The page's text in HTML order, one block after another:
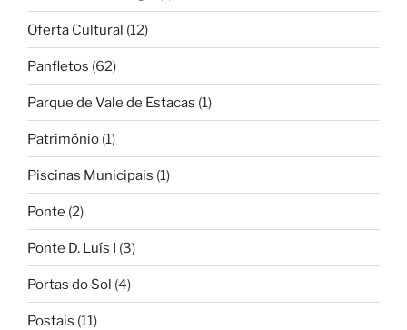
Oferta Cultural (12)
Panfletos (62)
Parque de Vale de Estacas (1)
Património (1)
Piscinas Municipais (1)
Ponte (2)
Ponte D. Luís I (3)
Portas do Sol (4)
Postais (11)